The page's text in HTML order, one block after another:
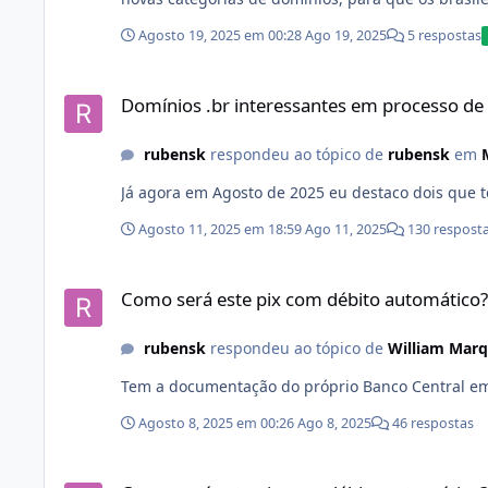
fazendo da comunidade brasileira na Internet
domínios registrados. Desta vez, a partir das 15h
usuário (pessoa física ou jurídica), sem
Agosto 19, 2025 em 00:28Ago 19, 2025 5 respostas
Domínios .br interessantes em processo
rubenskrespondeu ao tópico de rubenskem
Agosto 11, 2025 em 18:59Ago 11, 2025 130
Como será este pix com débito automático?
rubenskrespondeu ao tópico de William
Tem a documentação do próprio Banco Central
Agosto 8, 2025 em 00:26Ago 8, 2025 46 respostas